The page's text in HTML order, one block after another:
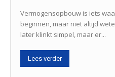
Vermogensopbouw is iets
beginnen, maar niet altijd
later klinkt simpel, maar er...
Lees verder